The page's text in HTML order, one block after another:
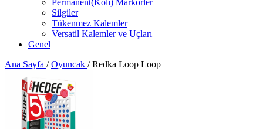
Permanent(Koli) Markörler
Silgiler
Tükenmez Kalemler
Versatil Kalemler ve Uçları
Genel
Ana Sayfa / Oyuncak / Redka Loop Loop